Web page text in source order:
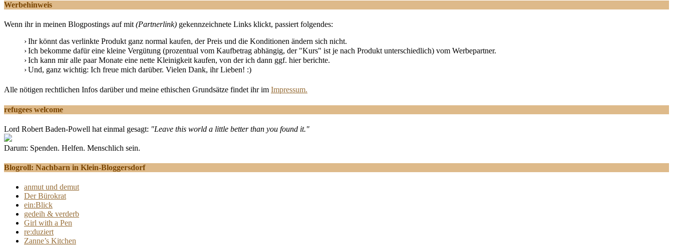
Werbehinweis
Wenn ihr in meinen Blogpostings auf mit (Partnerlink) gekennzeichnete Links klickt, passiert folgendes:
Ihr könnt das verlinkte Produkt ganz normal kaufen, der Preis und die Konditionen ändern sich nicht.
Ich bekomme dafür eine kleine Vergütung (prozentual vom Kaufbetrag abhängig, der "Kurs" ist je nach Produkt unterschiedlich) vom Werbepartner.
Ich kann mir alle paar Monate eine nette Kleinigkeit kaufen, von der ich dann ggf. hier berichte.
Und, ganz wichtig: Ich freue mich darüber. Vielen Dank, ihr Lieben! :)
Alle nötigen rechtlichen Infos darüber und meine ethischen Grundsätze findet ihr im Impressum.
refugees welcome
Lord Robert Baden-Powell hat einmal gesagt: "Leave this world a little better than you found it."
Darum: Spenden. Helfen. Menschlich sein.
Blogroll: Nachbarn in Klein-Bloggersdorf
anmut und demut
Der Bürokrat
ein:Blick
gedeih & verderb
Girl with a Pen
re:duziert
Zanne’s Kitchen